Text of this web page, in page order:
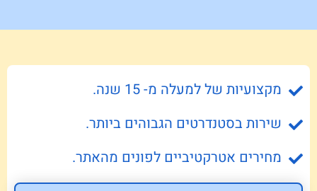
מקצועיות של למעלה מ- 15 שנה.
שירות בסטנדרטים הגבוהים ביותר.
מחירים אטרקטיביים לפונים מהאתר.